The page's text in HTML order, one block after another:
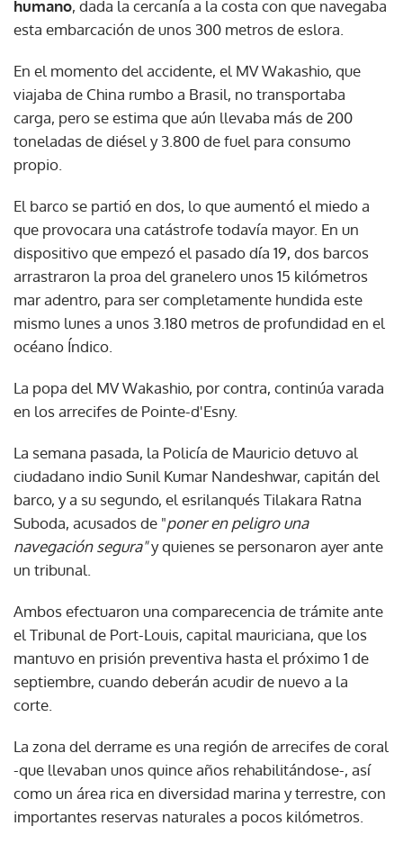
humano, dada la cercanía a la costa con que navegaba
esta embarcación de unos 300 metros de eslora.
En el momento del accidente, el MV Wakashio, que
viajaba de China rumbo a Brasil, no transportaba
carga, pero se estima que aún llevaba más de 200
toneladas de diésel y 3.800 de fuel para consumo
propio.
El barco se partió en dos, lo que aumentó el miedo a
que provocara una catástrofe todavía mayor. En un
dispositivo que empezó el pasado día 19, dos barcos
arrastraron la proa del granelero unos 15 kilómetros
mar adentro, para ser completamente hundida este
mismo lunes a unos 3.180 metros de profundidad en el
océano Índico.
La popa del MV Wakashio, por contra, continúa varada
en los arrecifes de Pointe-d'Esny.
La semana pasada, la Policía de Mauricio detuvo al
ciudadano indio Sunil Kumar Nandeshwar, capitán del
barco, y a su segundo, el esrilanqués Tilakara Ratna
Suboda, acusados de "poner en peligro una
navegación segura"y quienes se personaron ayer ante
un tribunal.
Ambos efectuaron una comparecencia de trámite ante
el Tribunal de Port-Louis, capital mauriciana, que los
mantuvo en prisión preventiva hasta el próximo 1 de
septiembre, cuando deberán acudir de nuevo a la
corte.
La zona del derrame es una región de arrecifes de coral
-que llevaban unos quince años rehabilitándose-, así
como un área rica en diversidad marina y terrestre, con
importantes reservas naturales a pocos kilómetros.